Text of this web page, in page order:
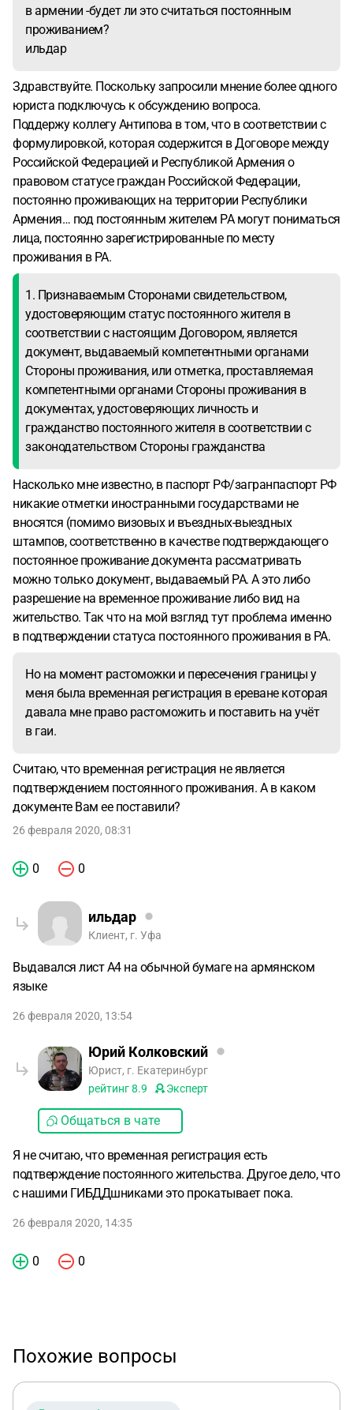
в армении -будет ли это считаться постоянным
проживанием?
ильдар
Здравствуйте. Поскольку запросили мнение более одного
юриста подключусь к обсуждению вопроса.
Поддержу коллегу Антипова в том, что в соответствии с
формулировкой, которая содержится в Договоре между
Российской Федерацией и Республикой Армения о
правовом статусе граждан Российской Федерации,
постоянно проживающих на территории Республики
Армения… под постоянным жителем РА могут пониматься
лица, постоянно зарегистрированные по месту
проживания в РА.
1. Признаваемым Сторонами свидетельством,
удостоверяющим статус постоянного жителя в
соответствии с настоящим Договором, является
документ, выдаваемый компетентными органами
Стороны проживания, или отметка, проставляемая
компетентными органами Стороны проживания в
документах, удостоверяющих личность и
гражданство постоянного жителя в соответствии с
законодательством Стороны гражданства
Насколько мне известно, в паспорт РФ/загранпаспорт РФ
никакие отметки иностранными государствами не
вносятся (помимо визовых и въездных-выездных
штампов, соответственно в качестве подтверждающего
постоянное проживание документа рассматривать
можно только документ, выдаваемый РА. А это либо
разрешение на временное проживание либо вид на
жительство. Так что на мой взгляд тут проблема именно
в подтверждении статуса постоянного проживания в РА.
Но на момент растоможки и пересечения границы у
меня была временная регистрация в ереване которая
давала мне право растоможить и поставить на учёт
в гаи.
Считаю, что временная регистрация не является
подтверждением постоянного проживания. А в каком
документе Вам ее поставили?
26 февраля 2020, 08:31
0 0
ильдар
Клиент, г. Уфа
Выдавался лист А4 на обычной бумаге на армянском
языке
26 февраля 2020, 13:54
Юрий Колковский
Юрист, г. Екатеринбург
рейтинг8.9 Эксперт
Общаться в чате
Я не считаю, что временная регистрация есть
подтверждение постоянного жительства. Другое дело, что
с нашими ГИБДДшниками это прокатывает пока.
26 февраля 2020, 14:35
0 0
Похожие вопросы